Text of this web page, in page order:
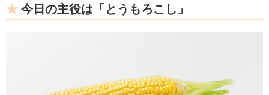
今日の主役は「とうもろこし」